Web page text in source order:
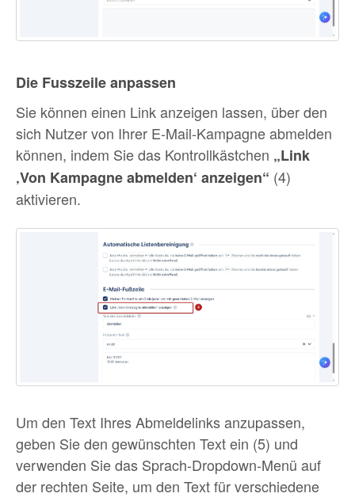
Die Fusszeile anpassen
Sie können einen Link anzeigen lassen, über den
sich Nutzer von Ihrer E-Mail-Kampagne abmelden
können, indem Sie das Kontrollkästchen „Link
‚Von Kampagne abmelden‘ anzeigen“ (4)
aktivieren.
Um den Text Ihres Abmeldelinks anzupassen,
geben Sie den gewünschten Text ein (5) und
verwenden Sie das Sprach-Dropdown-Menü auf
der rechten Seite, um den Text für verschiedene